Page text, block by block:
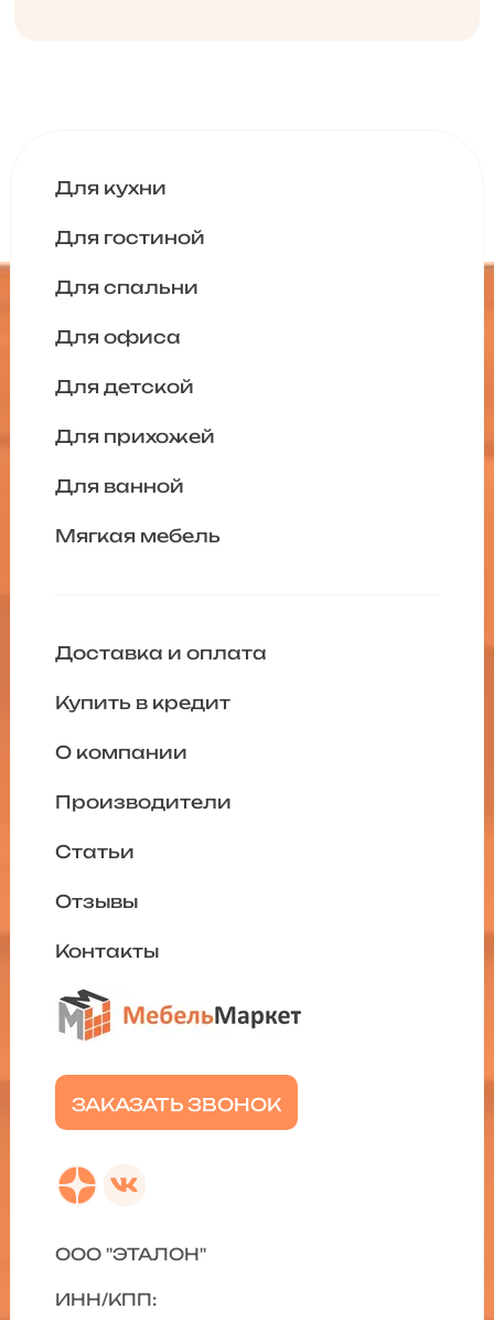
Для кухни
Для гостиной
Для спальни
Для офиса
Для детской
Для прихожей
Для ванной
Мягкая мебель
ЗАКАЗАТЬ ЗВОНОК
Доставка и оплата
Купить в кредит
О компании
Производители
Статьи
Отзывы
Контакты
ООО "ЭТАЛОН"
ИНН/КПП: